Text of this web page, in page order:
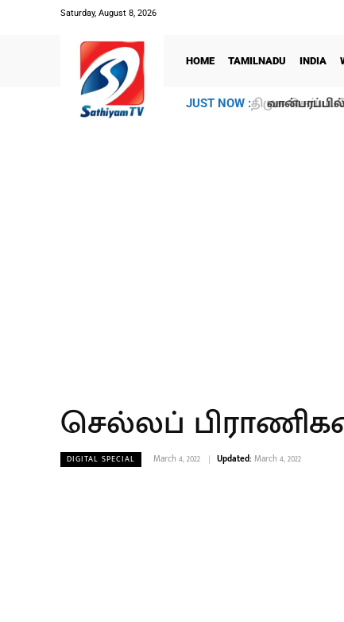
Saturday, August 8, 2026
HOME TAMILNADU INDIA
JUST NOW : வான்பரப்பில்
செல்லப்
DIGITAL SPECIAL March 4, 2022 Updated: March 4, 2022